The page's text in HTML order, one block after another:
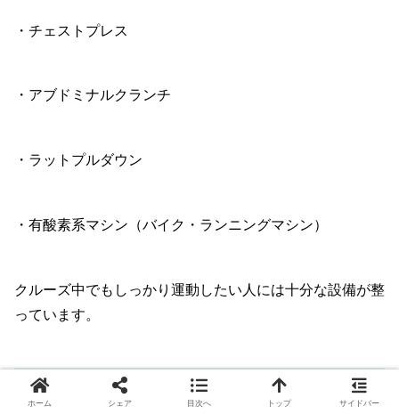
・チェストプレス
・アブドミナルクランチ
・ラットプルダウン
・有酸素系マシン（バイク・ランニングマシン）
クルーズ中でもしっかり運動したい人には十分な設備が整
っています。
自動血圧計も設置
ホーム シェア 目次へ トップ サイドバー